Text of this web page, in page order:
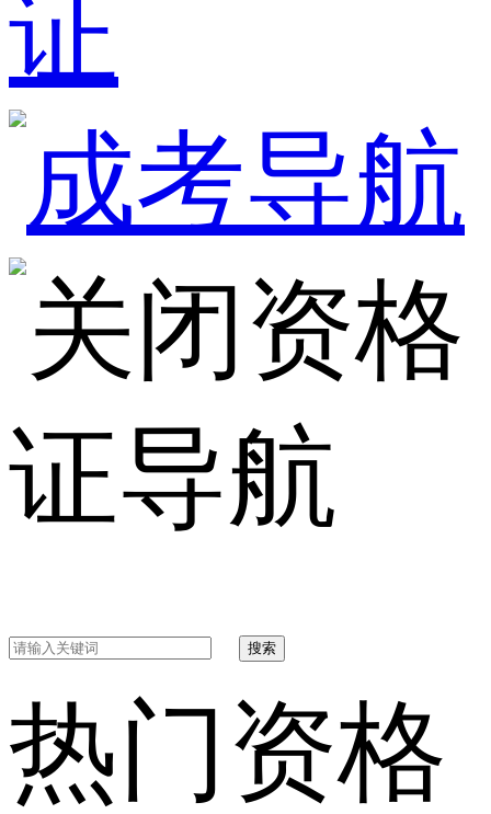
证
资格
证导航
搜索
热门资格